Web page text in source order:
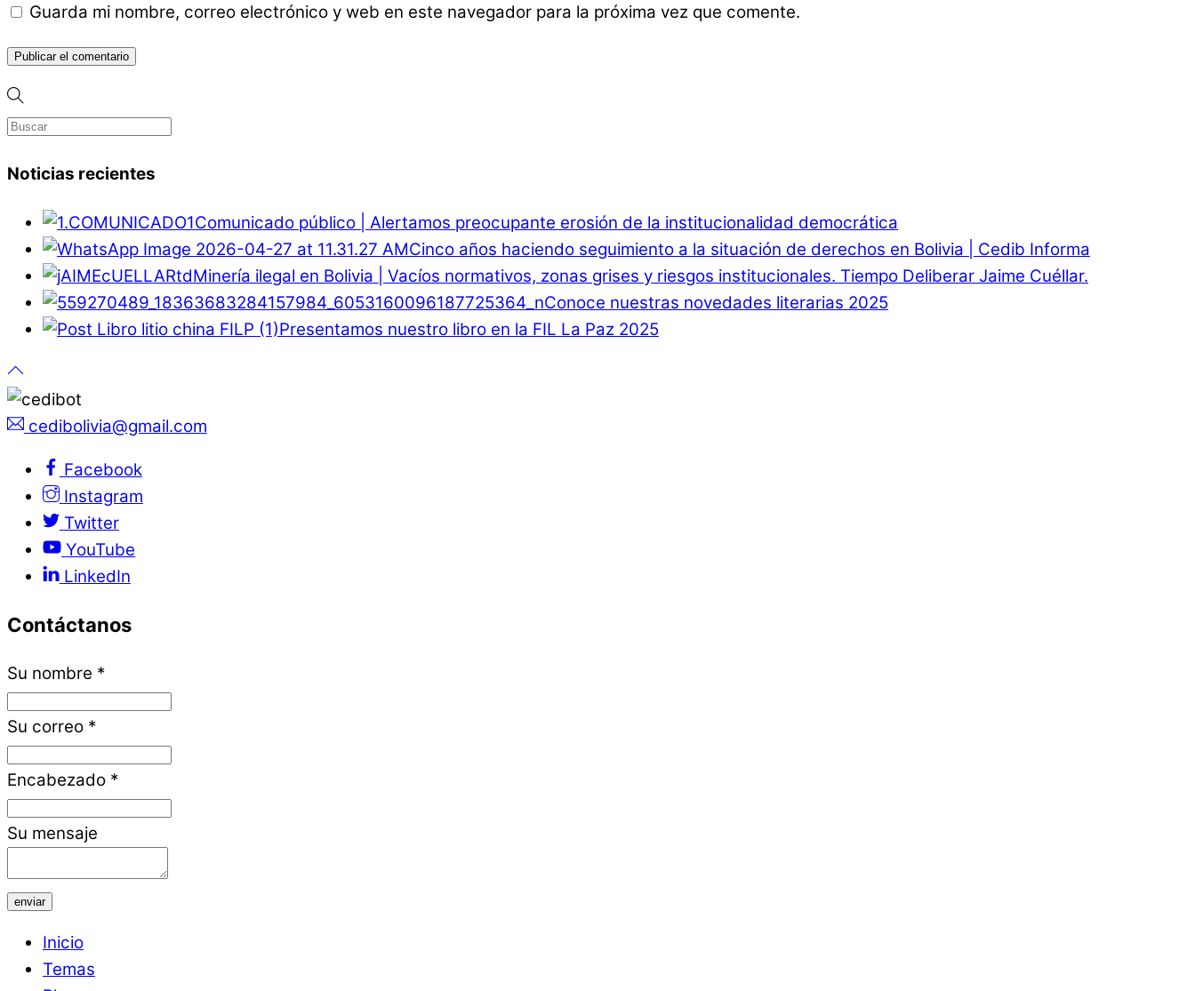
Guarda mi nombre, correo electrónico y web en este navegador para la próxima vez que comente.
Noticias recientes
Comunicado público | Alertamos preocupante erosión de la institucionalidad democrática
Cinco años haciendo seguimiento a la situación de derechos en Bolivia | Cedib Informa
Minería ilegal en Bolivia | Vacíos normativos, zonas grises y riesgos institucionales. Tiempo Deliberar Jaime Cuéllar.
Conoce nuestras novedades literarias 2025
Presentamos nuestro libro en la FIL La Paz 2025
cedibolivia@gmail.com
Facebook
Instagram
Twitter
YouTube
LinkedIn
Contáctanos
Su nombre *
Su correo *
Encabezado *
Su mensaje
enviar
Inicio
Temas